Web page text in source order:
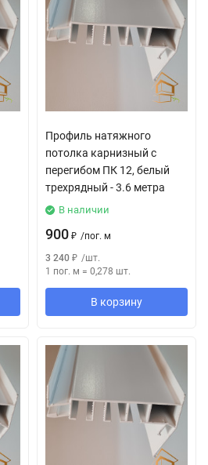
Профиль натяжного
потолка карнизный с
перегибом ПК 12, белый
трехрядный - 3.6 метра
В наличии
900 ₽ /пог. м
3 240 ₽ /шт.
1 пог. м = 0,278 шт.
В корзину